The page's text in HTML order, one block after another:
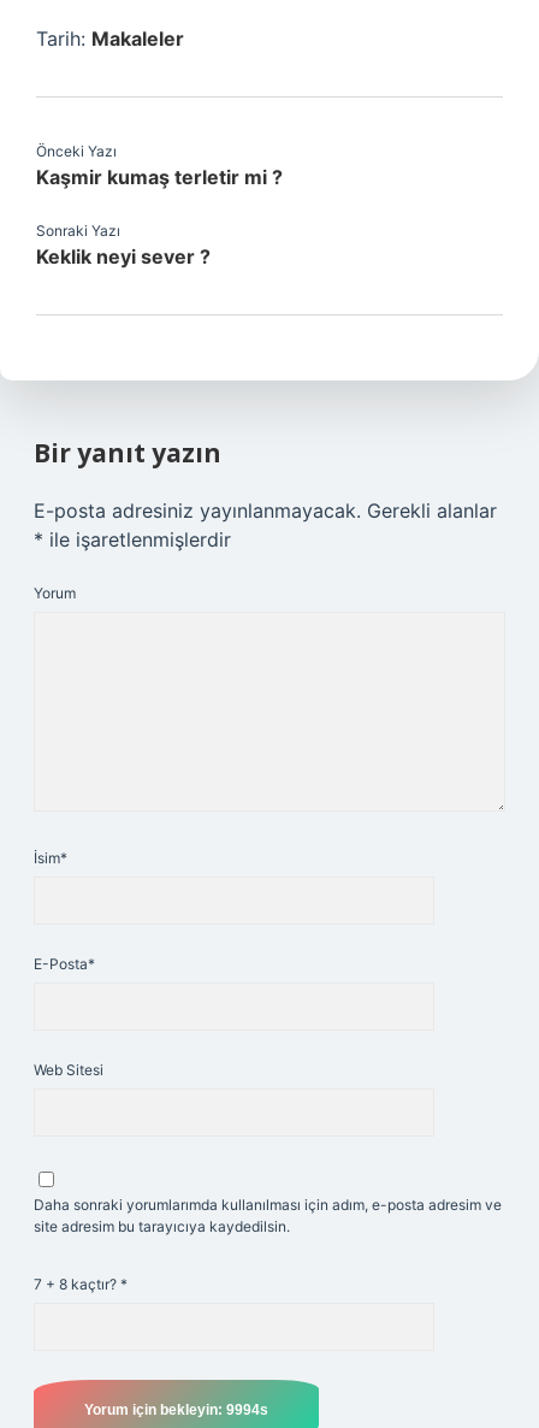
Tarih: Makaleler
Önceki Yazı
Kaşmir kumaş terletir mi ?
Sonraki Yazı
Keklik neyi sever ?
Bir yanıt yazın
E-posta adresiniz yayınlanmayacak. Gerekli alanlar
* ile işaretlenmişlerdir
Yorum
İsim*
E-Posta*
Web Sitesi
Daha sonraki yorumlarımda kullanılması için adım, e-posta adresim ve
site adresim bu tarayıcıya kaydedilsin.
7 + 8 kaçtır? *